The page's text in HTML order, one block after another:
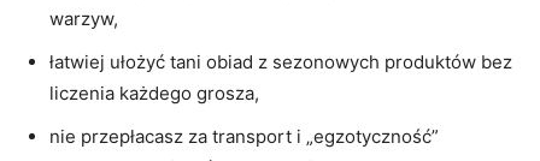
warzyw,
łatwiej ułożyć tani obiad z sezonowych produktów bez
liczenia każdego grosza,
nie przepłacasz za transport i „egzotyczność”